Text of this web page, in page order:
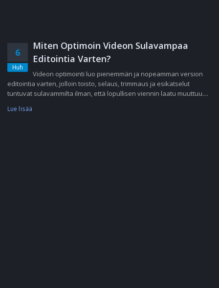
6
Huh
Miten Optimoin Videon Sulavampaa
Editointia Varten?
Videon optimointi luo pienemmän ja nopeamman version
editointia varten, jolloin toisto, selaus, trimmaus ja esikatselut
tuntuvat sulavammilta ilman, että lopullisen viennin laatu muuttuu....
Lue lisää